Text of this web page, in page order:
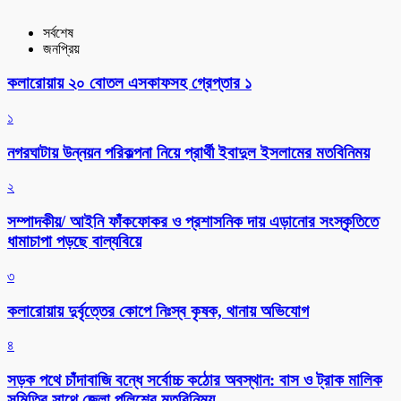
সর্বশেষ
জনপ্রিয়
কলারোয়ায় ২০ বোতল এসকাফসহ গ্রেপ্তার ১
১
নগরঘাটায় উন্নয়ন পরিকল্পনা নিয়ে প্রার্থী ইবাদুল ইসলামের মতবিনিময়
২
সম্পাদকীয়/ আইনি ফাঁকফোকর ও প্রশাসনিক দায় এড়ানোর সংস্কৃতিতে
ধামাচাপা পড়ছে বাল্যবিয়ে
৩
কলারোয়ায় দুর্বৃত্তের কোপে নিঃস্ব কৃষক, থানায় অভিযোগ
৪
সড়ক পথে চাঁদাবাজি বন্ধে সর্বোচ্চ কঠোর অবস্থান: বাস ও ট্রাক মালিক